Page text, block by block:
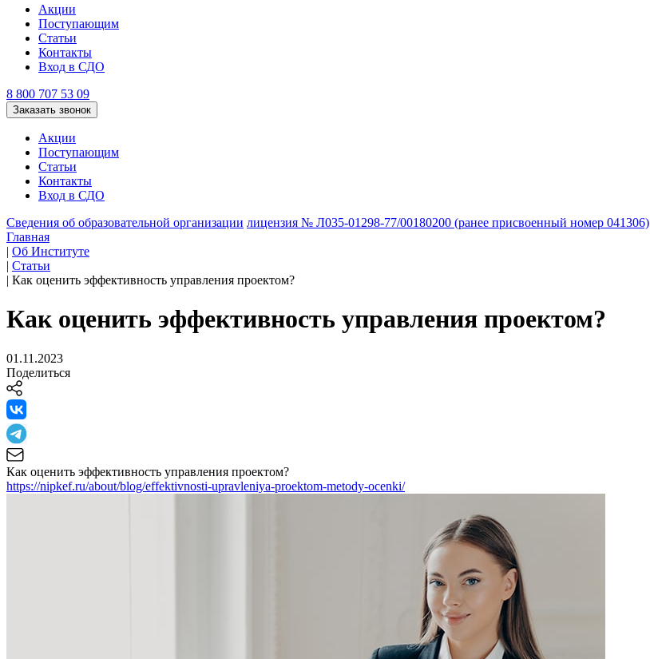
Акции
Поступающим
Статьи
Контакты
Вход в СДО
8 800 707 53 09
Заказать звонок
Акции
Поступающим
Статьи
Контакты
Вход в СДО
Сведения об образовательной организации лицензия № Л035-01298-77/00180200 (ранее присвоенный номер 041306)
Главная
| Об Институте
| Статьи
| Как оценить эффективность управления проектом?
Как оценить эффективность управления проектом?
01.11.2023
Поделиться
Как оценить эффективность управления проектом?
https://nipkef.ru/about/blog/effektivnosti-upravleniya-proektom-metody-ocenki/